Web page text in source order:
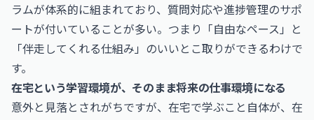
ラムが体系的に組まれており、質問対応や進捗管理のサポ
ートが付いていることが多い。つまり「自由なペース」と
「伴走してくれる仕組み」のいいとこ取りができるわけで
す。
在宅という学習環境が、そのまま将来の仕事環境になる
意外と見落とされがちですが、在宅で学ぶこと自体が、在